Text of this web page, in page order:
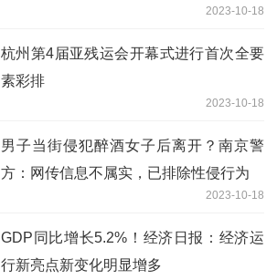
2023-10-18
杭州第4届亚残运会开幕式进行首次全要
素彩排
2023-10-18
男子当街侵犯醉酒女子后离开？南京警
方：网传信息不属实，已排除性侵行为
2023-10-18
GDP同比增长5.2%！经济日报：经济运
行新亮点新变化明显增多